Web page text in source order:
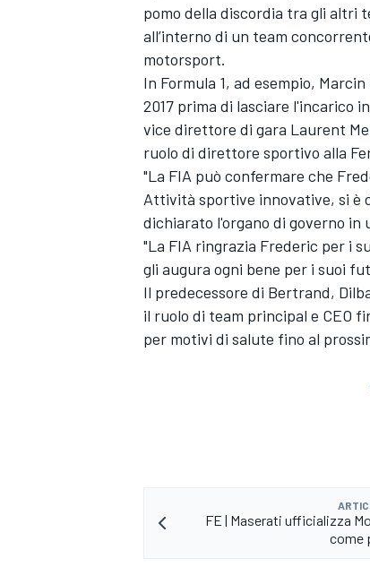
pomo della discordia tra gli altri
all’interno di un team
motorsport.
In Formula 1, ad esempio,
2017 prima di lasciare l'incarico
vice direttore di gara Laurent
ruolo di direttore sportivo alla
"La FIA può confermare che
Attività sportive innovative, si è
dichiarato l'organo di governo in
"La FIA ringrazia Frederic per i
gli augura ogni bene per i suoi
Il predecessore di Bertrand,
il ruolo di team principal e CEO
per motivi di salute fino al
FE | Maserati ufficializza
come